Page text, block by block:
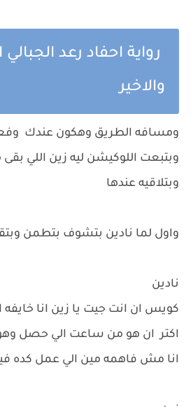
رواية احفاد رعد
والاخير
ومسافه الطريق وهكون عندك
وبتبعت اللوكيشن ليه زين اللي
وبتلاقيه عندها
واول لما نادين بتشوف بتطمن
نادين
كويس ان انت جيت يا زين انا خايفه
اكتر ان هو من ساعت الي حصل
انا مش فاهمه مين الي عمل كده